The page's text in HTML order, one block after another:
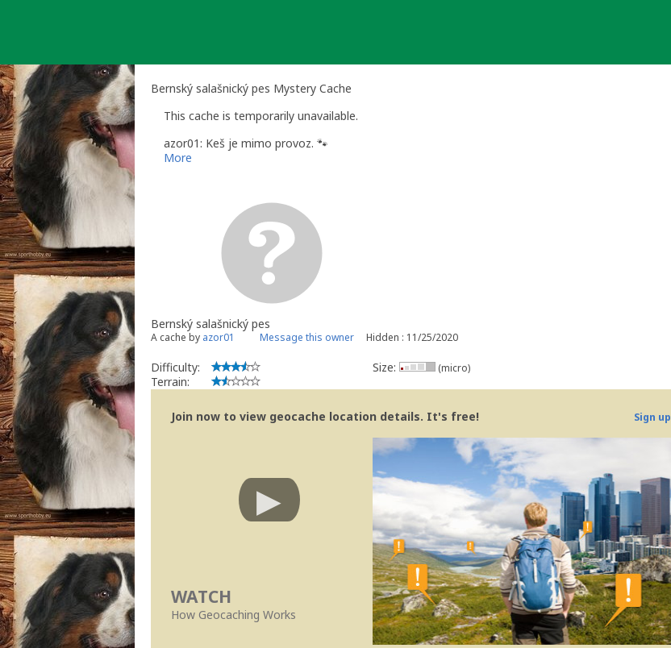
Bernský salašnický pes Mystery Cache
This cache is temporarily unavailable.
azor01: Keš je mimo provoz. 🐾
More
Bernský salašnický pes
A cache by azor01 Message this owner Hidden : 11/25/2020
Difficulty:
Terrain:
Size: (micro)
Join now to view geocache location details. It's free! Sign up
WATCH
How Geocaching Works